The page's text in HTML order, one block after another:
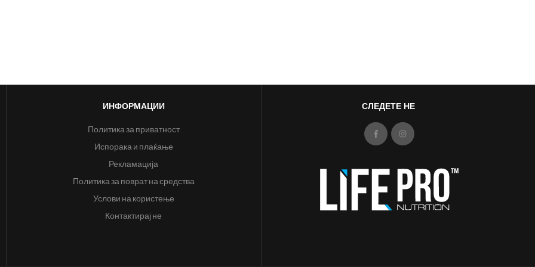
ИНФОРМАЦИИ
Политика за приватност
Испорака и плаќање
Рекламација
Политика за поврат на средства
Услови на користење
Контактирај не
СЛЕДЕТЕ НЕ